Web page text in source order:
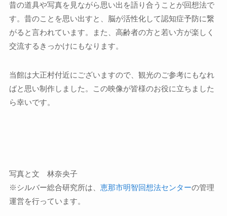
昔の道具や写真を見ながら思い出を語り合うことが回想法で
す。昔のことを思い出すと、脳が活性化して認知症予防に繋
がると言われています。また、高齢者の方と若い方が楽しく
交流するきっかけにもなります。
当館は大正村付近にございますので、観光のご参考にもなれ
ばと思い制作しました。この映像が皆様のお役に立ちました
ら幸いです。
写真と文 林奈央子
※シルバー総合研究所は、 恵那市明智回想法センターの管理
運営を行っています。